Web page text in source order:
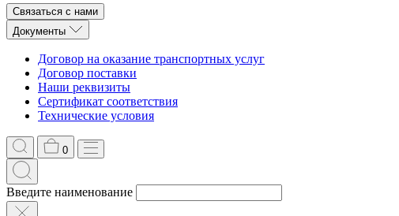
Связаться с нами
Документы
Договор на оказание транспортных услуг
Договор поставки
Наши реквизиты
Сертификат соответствия
Технические условия
0
Введите наименование